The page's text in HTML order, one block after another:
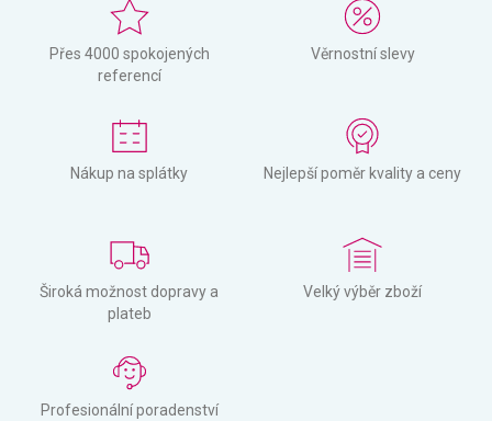
Přes 4000 spokojených
referencí
Věrnostní slevy
Nákup na splátky Nejlepší poměr kvality a ceny
Široká možnost dopravy a
plateb
Velký výběr zboží
Profesionální poradenství